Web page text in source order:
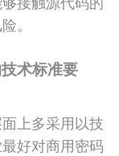
接触源代码的
。
术标准要
上多采用以技
好对商用密码